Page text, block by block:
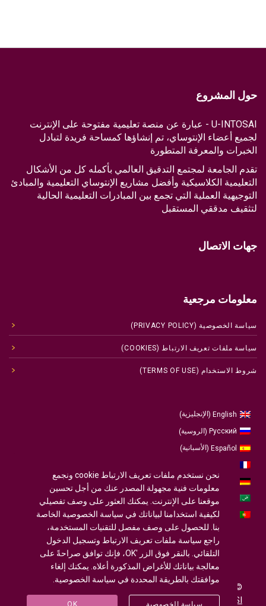
حول المشروع
U-INTOSAI - عبارة عن منصة تعليمية مفتوحة على الإنترنت
لجميع أعضاء الإنتوساي، تم إنشاؤها كمساحة فريدة لتبادل
الخبرات والمعرفة المتطورة
تقدم الجامعة لمجتمع التدقيق العالمي بأكمله كل من الأشكال
التعليمية الكلاسيكية وأفضل مشاريع الإنتوساي التعليمية والمبادئ
التوجيهية العملية التي تجمع بين المبادرات التعليمية الحالية
لتثقيف مدققي المستقبل
جهات الاتصال
معلومات مرجعية
سياسة الخصوصية (PRIVACY POLICY)
سياسة ملفات تعريف الارتباط (COOKIES)
شروط الاستخدام (TERMS OF USE)
English
(الإنجليزية)
Русский
(الروسية)
Español
(الأسبانية)
Deutsch
( الألمانية
Português
( البرتغالية ، البرتغال)
© 2020-2025
U-INTOSAI
- جامعة لمجتمع تصميم ©
Accounts Chamber of the Russian Federation © FSI
نحن نستخدم ملفات تعريف الارتباط cookie ونجمع
معلومات فنية مجهولة المصدر عنك من أجل تحسين
موقعنا على الإنترنت. يمكنك العثور على وصف تفصيلي
لكيفية استخدامنا لبياناتك في سياسة الخصوصية الخاصة
بنا. للحصول على وصف مفصل للتقنيات المستخدمة،
راجع سياسة ملفات تعريف الارتباط وتسجيل الدخول
التلقائي. بالنقر فوق الزر 'OK، فإنك توافق صراحةً على
معالجة بياناتك للأغراض المذكورة أعلاه. يمكنك إلغاء
موافقتك بالطريقة المحددة في سياسة الخصوصية.
OK سياسة الخصوصية